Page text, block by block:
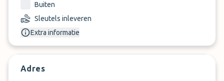
Buiten
Sleutels inleveren
Extra informatie
Adres